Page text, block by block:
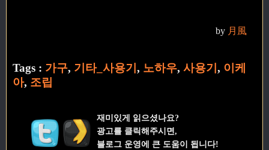
by 月風
Tags : 가구, 기타_사용기 , 노하우, 사용기 , 이케
아, 조립
재미있게 읽으셨나요?
광고를 클릭해주시면,
블로그 운영에 큰 도움이 됩니다!